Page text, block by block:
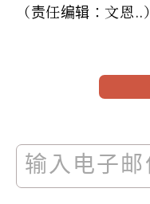
（责任编辑：文恩..）